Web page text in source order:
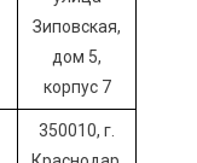
Зиповская,
дом 5,
корпус 7
350010, г.